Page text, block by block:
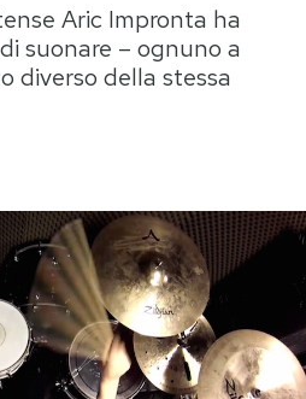
Consumismi
Storie/Idee
Altrecose
Mondiali calcio 2026
Aric Impronta ha
suonare – ognuno a
diverso della stessa